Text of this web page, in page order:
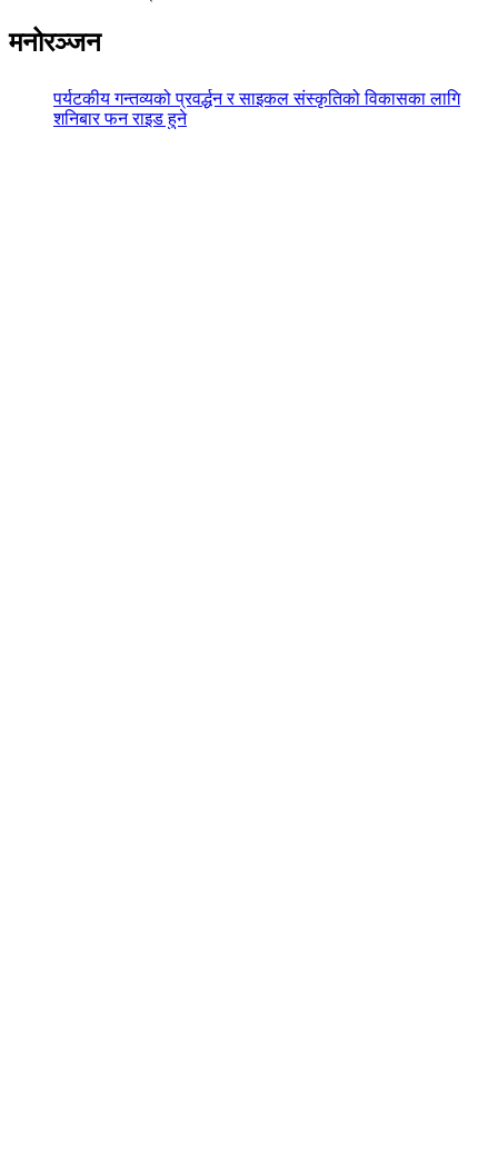
मनोरञ्जन
पर्यटकीय गन्तव्यको प्रवर्द्धन र साइकल संस्कृतिको विकासका लागि
शनिबार फन राइड हुने